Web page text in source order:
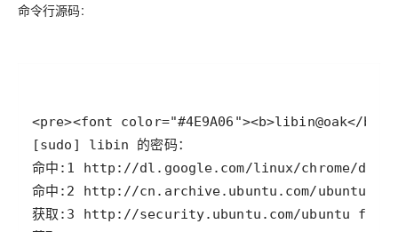
命令行源码: